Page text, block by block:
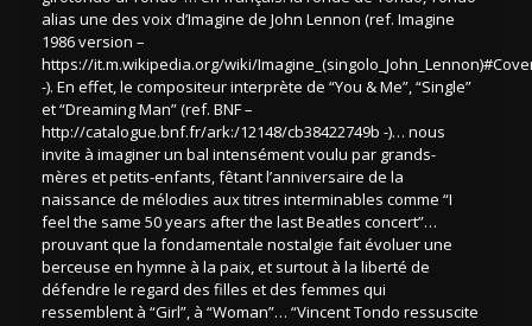
alias une des voix d’Imagine de John Lennon (ref. Imagine
1986 version –
https://it.m.wikipedia.org/wiki/
-). En effet, le compositeur interprète de “You & Me”, “Single”
et “Dreaming Man” (ref. BNF –
http://catalogue.bnf.fr/ark:/12148/cb38422749b -)… nous
invite à imaginer un bal intensément voulu par grands-
mères et petits-enfants, fêtant l’anniversaire de la
naissance de mélodies aux titres interminables comme “I
feel the same 50 years after the last Beatles concert”…
prouvant que la fondamentale nostalgie fait évoluer une
berceuse en hymne à la paix, et surtout à la liberté de
défendre le regard des filles et des femmes qui
ressemblent à “Girl”, à “Woman”… “Vincent Tondo ressuscite